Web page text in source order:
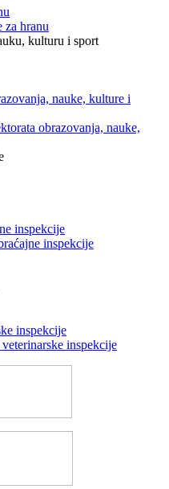
za hranu
kulturu i sport
nauke, kulture i
obrazovanja, nauke,
inspekcije
inspekcije
inspekcije
inspekcije